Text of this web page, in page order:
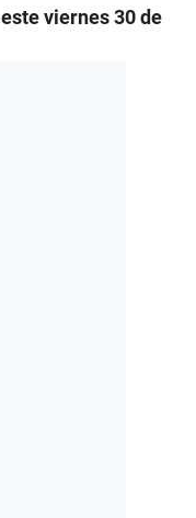
viernes 30 de